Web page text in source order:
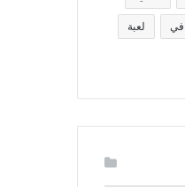
في لعبة